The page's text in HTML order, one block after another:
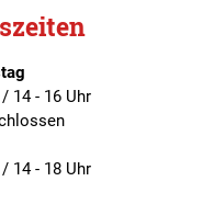
14 - 16 Uhr
14 - 18 Uhr